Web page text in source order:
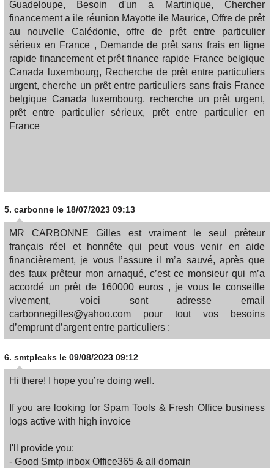
Guadeloupe, Besoin d'un a Martinique, Chercher
financement a ile réunion Mayotte ile Maurice, Offre de prêt
au nouvelle Calédonie, offre de prêt entre particulier
sérieux en France , Demande de prêt sans frais en ligne
rapide financement et prêt finance rapide France belgique
Canada luxembourg, Recherche de prêt entre particuliers
urgent, cherche un prêt entre particuliers sans frais France
belgique Canada luxembourg. recherche un prêt urgent,
prêt entre particulier sérieux, prêt entre particulier en
France
5. carbonne le 18/07/2023 09:13
MR CARBONNE Gilles est vraiment le seul prêteur
français réel et honnête qui peut vous venir en aide
financièrement, je vous l’assure il m’a sauvé, après que
des faux prêteur mon arnaqué, c’est ce monsieur qui m’a
accordé un prêt de 160000 euros , je vous le conseille
vivement, voici sont adresse email
carbonnegilles@yahoo.com pour tout vos besoins
d’emprunt d’argent entre particuliers :
6. smtpleaks le 09/08/2023 09:12
Hi there! I hope you’re doing well.
If you are looking for Spam Tools & Fresh Office business
logs active with high invoice
I'll provide you:
- Good Smtp inbox Office365 & all domain